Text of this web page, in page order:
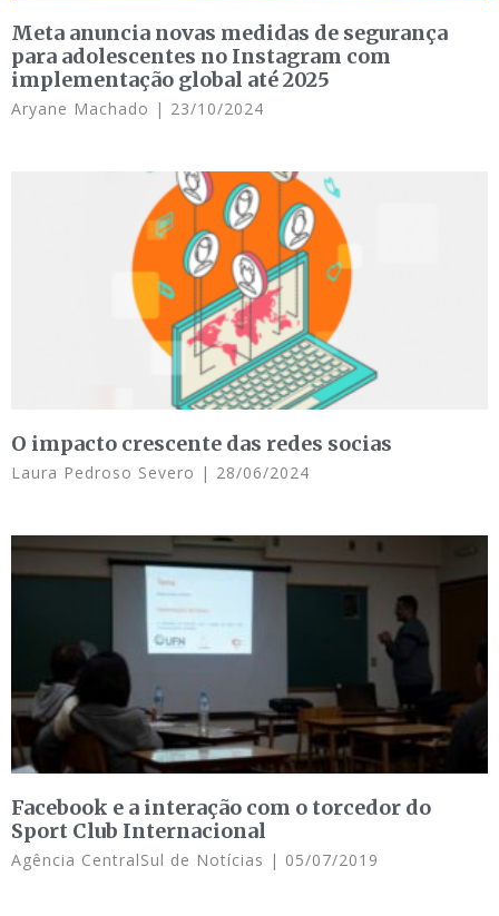
Meta anuncia novas medidas de segurança
para adolescentes no Instagram com
implementação global até 2025
Aryane Machado 23/10/2024
O impacto crescente das redes socias
Laura Pedroso Severo 28/06/2024
Facebook e a interação com o torcedor do
Sport Club Internacional
Agência CentralSul de Notícias 05/07/2019